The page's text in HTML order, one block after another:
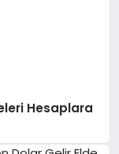
Hesaplara